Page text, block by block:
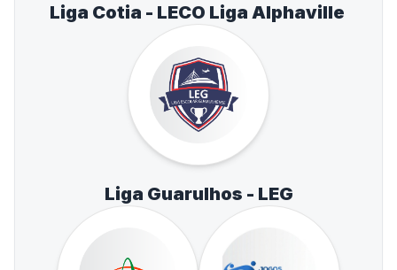
Liga Cotia - LECO Liga Alphaville
Liga Guarulhos - LEG